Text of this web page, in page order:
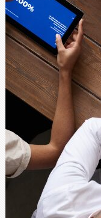
ることな
うにしま
密度なス